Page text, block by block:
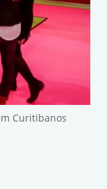
Curitibanos